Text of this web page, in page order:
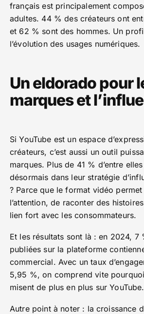
français est principalement
adultes. 44 % des créateurs ont
et 62 % sont des hommes. Un
l’évolution des usages numériques.
Un eldorado pour
marques et
Si YouTube est un espace
créateurs, c’est aussi un outil
marques. Plus de 41 % d’entre
désormais dans leur stratégie
? Parce que le format vidéo
l’attention, de raconter des
lien fort avec les consommateurs.
Et les résultats sont là : en 2024, 7
publiées sur la plateforme
commercial. Avec un taux
5,95 %, on comprend vite
misent de plus en plus sur YouTube.
Autre point à noter : la croissance